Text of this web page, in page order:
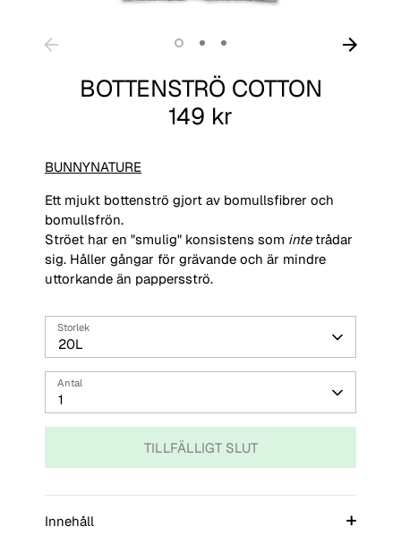
BOTTENSTRÖ COTTON
149 kr
BUNNYNATURE
Ett mjukt bottenströ gjort av bomullsfibrer och
bomullsfrön.
Ströet har en "smulig" konsistens som intetrådar
sig. Håller gångar för grävande och är mindre
uttorkande än pappersströ.
Storlek
20L
Antal
1
TILLFÄLLIGT SLUT
Innehåll